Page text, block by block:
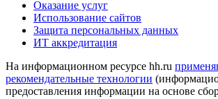
Оказание услуг
Использование сайтов
Защита персональных данных
ИТ аккредитация
На информационном ресурсе hh.ru
рекомендательные технологии
предоставления информации на основе